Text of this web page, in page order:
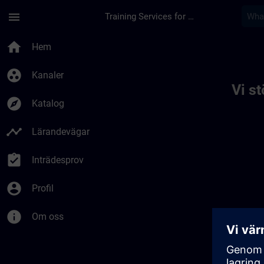
menu Training Services for Digital Industries
home Hem
group_work Kanaler
explore Katalog
timeline Lärandevägar
assignment_turned_in Inträdesprov
account_circle Profil
info Om oss
Vi